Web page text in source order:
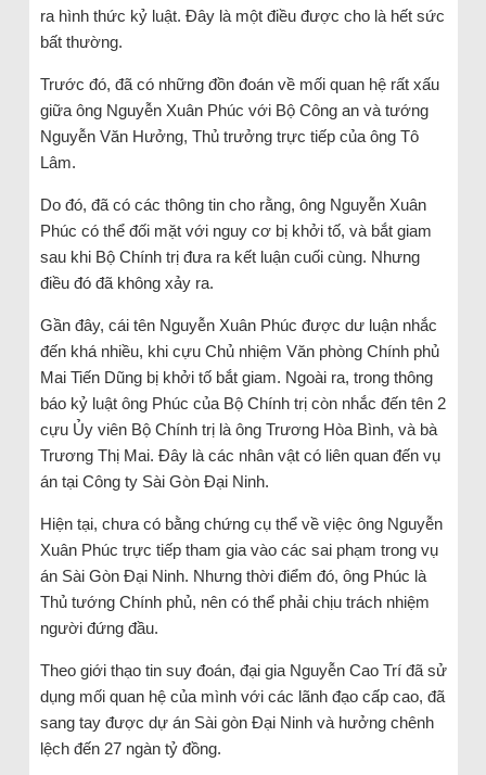
ra hình thức kỷ luật. Đây là một điều được cho là hết sức
bất thường.
Trước đó, đã có những đồn đoán về mối quan hệ rất xấu
giữa ông Nguyễn Xuân Phúc với Bộ Công an và tướng
Nguyễn Văn Hưởng, Thủ trưởng trực tiếp của ông Tô
Lâm.
Do đó, đã có các thông tin cho rằng, ông Nguyễn Xuân
Phúc có thể đối mặt với nguy cơ bị khởi tố, và bắt giam
sau khi Bộ Chính trị đưa ra kết luận cuối cùng. Nhưng
điều đó đã không xảy ra.
Gần đây, cái tên Nguyễn Xuân Phúc được dư luận nhắc
đến khá nhiều, khi cựu Chủ nhiệm Văn phòng Chính phủ
Mai Tiến Dũng bị khởi tố bắt giam. Ngoài ra, trong thông
báo kỷ luật ông Phúc của Bộ Chính trị còn nhắc đến tên 2
cựu Ủy viên Bộ Chính trị là ông Trương Hòa Bình, và bà
Trương Thị Mai. Đây là các nhân vật có liên quan đến vụ
án tại Công ty Sài Gòn Đại Ninh.
Hiện tại, chưa có bằng chứng cụ thể về việc ông Nguyễn
Xuân Phúc trực tiếp tham gia vào các sai phạm trong vụ
án Sài Gòn Đại Ninh. Nhưng thời điểm đó, ông Phúc là
Thủ tướng Chính phủ, nên có thể phải chịu trách nhiệm
người đứng đầu.
Theo giới thạo tin suy đoán, đại gia Nguyễn Cao Trí đã sử
dụng mối quan hệ của mình với các lãnh đạo cấp cao, đã
sang tay được dự án Sài gòn Đại Ninh và hưởng chênh
lệch đến 27 ngàn tỷ đồng.